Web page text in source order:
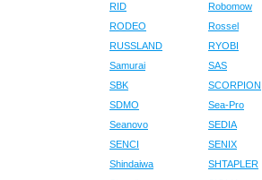
RID
Robomow
RODEO
Rossel
RUSSLAND
RYOBI
Samurai
SAS
SBK
SCORPION
SDMO
Sea-Pro
Seanovo
SEDIA
SENCI
SENIX
Shindaiwa
SHTAPLER